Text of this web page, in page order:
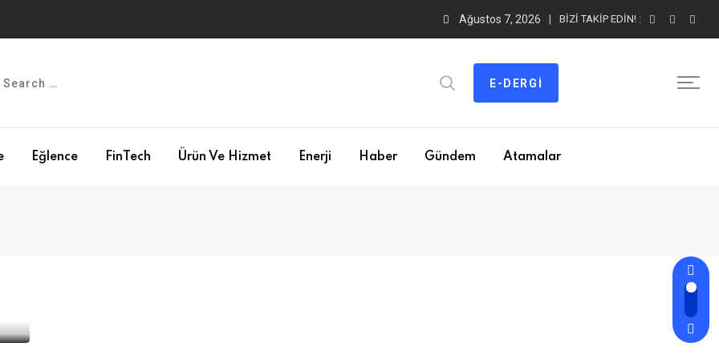
Ağustos 7, 2026 BIZI TAKIP EDIN! :
E-DERGI
Eğlence FinTech Ürün Ve Hizmet Enerji Haber Gündem Atamalar